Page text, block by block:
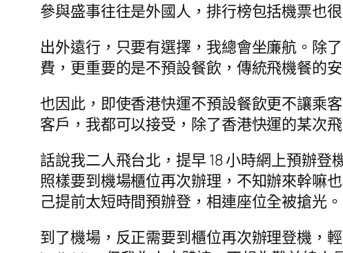
參與盛事往往是外國人，排行榜包括機票也
出外遠行，只要有選擇，我總會坐廉航。除
費，更重要的是不預設餐飲，傳統飛機餐的
也因此，即使香港快運不預設餐飲更不讓乘
客戶，我都可以接受，除了香港快運的某次
話說我二人飛台北，提早 18 小時網上預辦
照樣要到機場櫃位再次辦理，不知辦來幹嘛
己提前太短時間預辦登，相連座位全被搶光。
到了機場，反正需要到櫃位再次辦理登機，